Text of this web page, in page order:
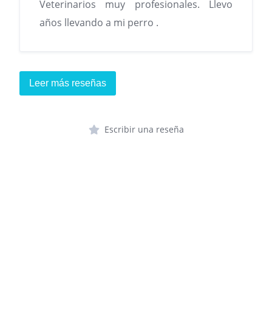
Veterinarios muy profesionales. Llevo
años llevando a mi perro .
Leer más reseñas
Escribir una reseña